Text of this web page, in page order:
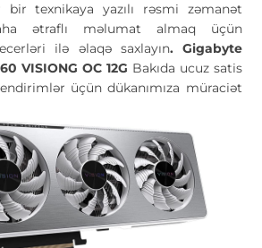
bir texnikaya yazılı rəsmi zəmanət
ətraflı məlumat almaq üçün
ilə əlaqə saxlayın. Gigabyte
VISIONG OC 12G Bakıda ucuz satis
üçün dükanımıza müraciət